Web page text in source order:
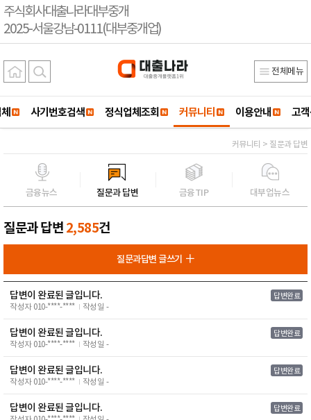
주식회사대출나라대부중개
2025-서울강남-0111(대부중개업)
전체메뉴
사기번호검색 정식업체조회 커뮤니티 이용안내 고
커뮤니티 > 질문과 답변
금융뉴스 질문과 답변 금융TIP 대부업뉴스
질문과 답변 2,585건
질문과답변 글쓰기
답변이 완료된 글입니다.
작성자 010-****-**** 작성일 -
답변완료
답변이 완료된 글입니다.
작성자 010-****-**** 작성일 -
답변완료
답변이 완료된 글입니다.
작성자 010-****-**** 작성일 -
답변완료
답변이 완료된 글입니다. 답변완료